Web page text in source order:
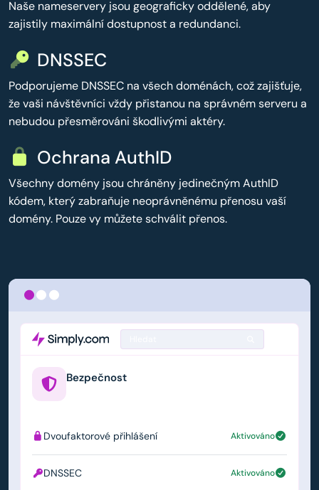
Naše nameservery jsou geograficky oddělené, aby
zajistily maximální dostupnost a redundanci.
DNSSEC
Podporujeme DNSSEC na všech doménách, což zajišťuje,
že vaši návštěvníci vždy přistanou na správném serveru a
nebudou přesměrováni škodlivými aktéry.
Ochrana AuthID
Všechny domény jsou chráněny jedinečným AuthID
kódem, který zabraňuje neoprávněnému přenosu vaší
domény. Pouze vy můžete schválit přenos.
Bezpečnost
Dvoufaktorové přihlášení Aktivováno
DNSSEC Aktivováno